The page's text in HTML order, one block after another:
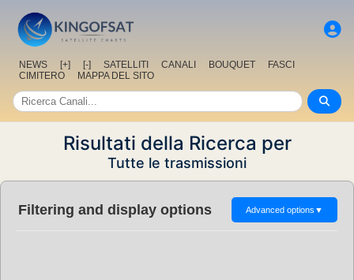
NEWS [+] [-] SATELLITI CANALI BOUQUET
FASCI
CIMITERO
MAPPA DEL SITO
Risultati della Ricerca per
Tutte le trasmissioni
Filtering and display options Advanced options ▼